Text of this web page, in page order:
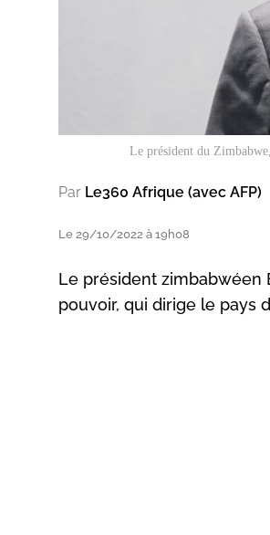
Le président du
Par Le360 Afrique (avec AFP)
Le 29/10/2022 à 19h08
Le président zimbabwéen
pouvoir, qui dirige le pays